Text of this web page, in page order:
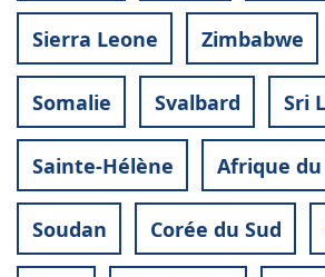
Sierra Leone Zimbabwe
Somalie Svalbard Sri
Sainte-Hélène Afrique du
Soudan Corée du Sud